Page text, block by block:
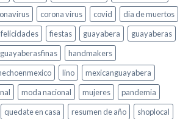
corona virus covid
dia de muertos
felicidades fiestas guayabera
guayaberas
guayaberasfinas
handmakers
lino
mexicanguayabera
moda nacional mujeres
pandemia
quedate en casa resumen de año
shoplocal